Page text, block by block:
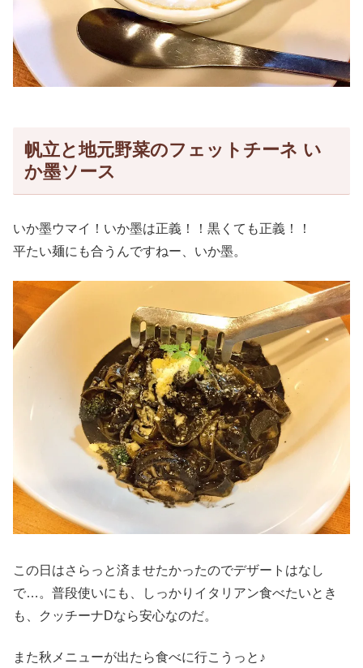
帆立と地元野菜のフェットチーネ い
か墨ソース
いか墨ウマイ！いか墨は正義！！黒くても正義！！
平たい麺にも合うんですねー、いか墨。
この日はさらっと済ませたかったのでデザートはなし
で…。普段使いにも、しっかりイタリアン食べたいとき
も、クッチーナDなら安心なのだ。
また秋メニューが出たら食べに行こうっと♪